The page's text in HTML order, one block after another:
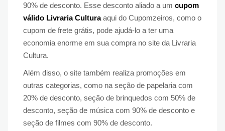
90% de desconto. Esse desconto aliado a um cupom
válido Livraria Culturaaqui do Cupomzeiros, como o
cupom de frete grátis, pode ajudá-lo a ter uma
economia enorme em sua compra no site da Livraria
Cultura.
Além disso, o site também realiza promoções em
outras categorias, como na seção de papelaria com
20% de desconto, seção de brinquedos com 50% de
desconto, seção de música com 90% de desconto e
seção de filmes com 90% de desconto.